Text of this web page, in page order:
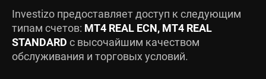
Investizo предоставляет доступ к следующим
типам счетов: MT4 REAL ECN, MT4 REAL
STANDARD с высочайшим качеством
обслуживания и торговых условий.